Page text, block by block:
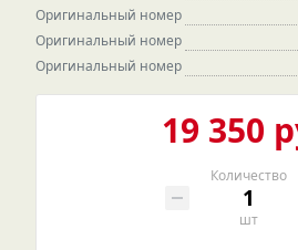
Оригинальный номер
Оригинальный номер
Оригинальный номер
19 350
Количество
шт